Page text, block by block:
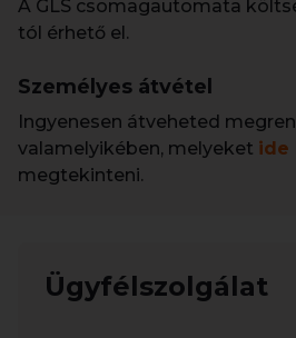
A GLS csomagautomata
tól érhető el.
Személyes átvétel
Ingyenesen átveheted
valamelyikében, melyeket ide
megtekinteni.
Ügyfélszolgálat